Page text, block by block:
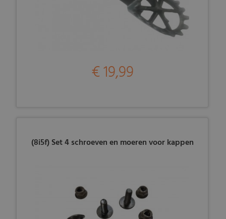
€ 19,99
(8i5f) Set 4 schroeven en moeren voor kappen